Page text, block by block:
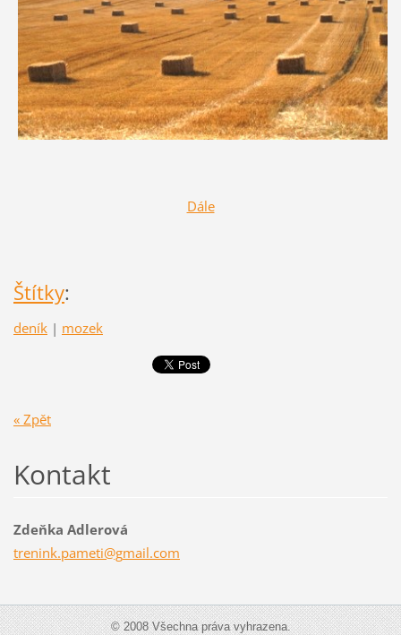
Dále
Štítky:
deník | mozek
« Zpět
Kontakt
Zdeňka Adlerová
trenink.pameti@gmail.com
© 2008 Všechna práva vyhrazena.